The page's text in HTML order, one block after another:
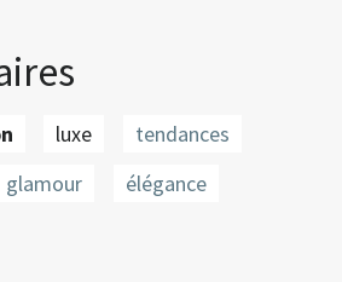
luxe
tendances
glamour
élégance